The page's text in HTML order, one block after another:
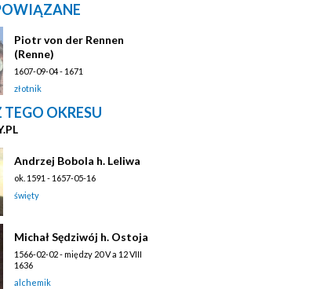
Piotr von der Rennen
(Renne)
1607-09-04 - 1671
złotnik
OKRESU
Andrzej Bobola h. Leliwa
ok. 1591 - 1657-05-16
święty
Michał Sędziwój h. Ostoja
1566-02-02 - między 20 V a 12 VIII
1636
alchemik